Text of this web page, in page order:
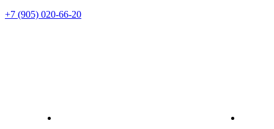
+7 (905) 020-66-20